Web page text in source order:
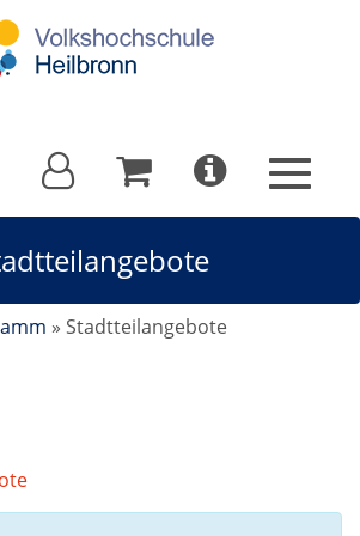
» Stadtteilangebote